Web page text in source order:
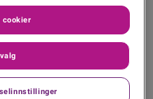
former fremtiden:
gjør
mer rettferdige og mer
cookier